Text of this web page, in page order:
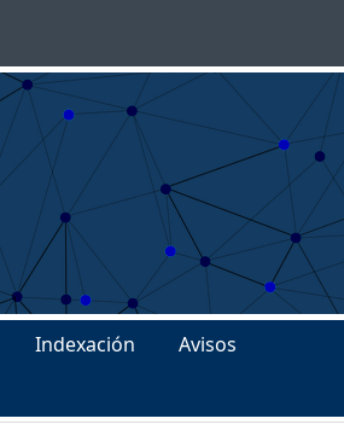
Indexación
Avisos